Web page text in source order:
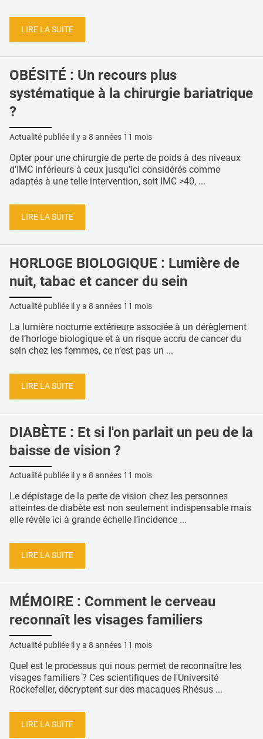
LIRE LA SUITE
OBÉSITÉ : Un recours plus
systématique à la chirurgie bariatrique
?
Actualité publiée il y a 8 années 11 mois
Opter pour une chirurgie de perte de poids à des niveaux
d’IMC inférieurs à ceux jusqu’ici considérés comme
adaptés à une telle intervention, soit IMC >40, ...
LIRE LA SUITE
HORLOGE BIOLOGIQUE : Lumière de
nuit, tabac et cancer du sein
Actualité publiée il y a 8 années 11 mois
La lumière nocturne extérieure associée à un dérèglement
de l’horloge biologique et à un risque accru de cancer du
sein chez les femmes, ce n’est pas un ...
LIRE LA SUITE
DIABÈTE : Et si l'on parlait un peu de la
baisse de vision ?
Actualité publiée il y a 8 années 11 mois
Le dépistage de la perte de vision chez les personnes
atteintes de diabète est non seulement indispensable mais
elle révèle ici à grande échelle l’incidence ...
LIRE LA SUITE
MÉMOIRE : Comment le cerveau
reconnaît les visages familiers
Actualité publiée il y a 8 années 11 mois
Quel est le processus qui nous permet de reconnaître les
visages familiers ? Ces scientifiques de l'Université
Rockefeller, décryptent sur des macaques Rhésus ...
LIRE LA SUITE